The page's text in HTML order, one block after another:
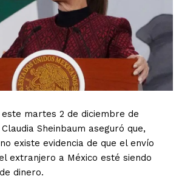
martes 2 de diciembre de
Sheinbaum aseguró que,
existe evidencia de que el envío
extranjero a México esté siendo
dinero.